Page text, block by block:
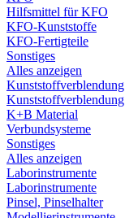
Hilfsmittel für KFO
KFO-Kunststoffe
KFO-Fertigteile
Sonstiges
Alles anzeigen
Kunststoffverblendung
Kunststoffverblendung
K+B Material
Verbundsysteme
Sonstiges
Alles anzeigen
Laborinstrumente
Laborinstrumente
Pinsel, Pinselhalter